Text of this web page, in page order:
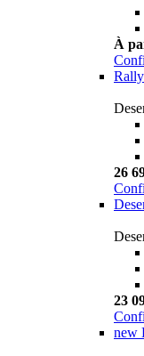
À
Rally
26
23
new